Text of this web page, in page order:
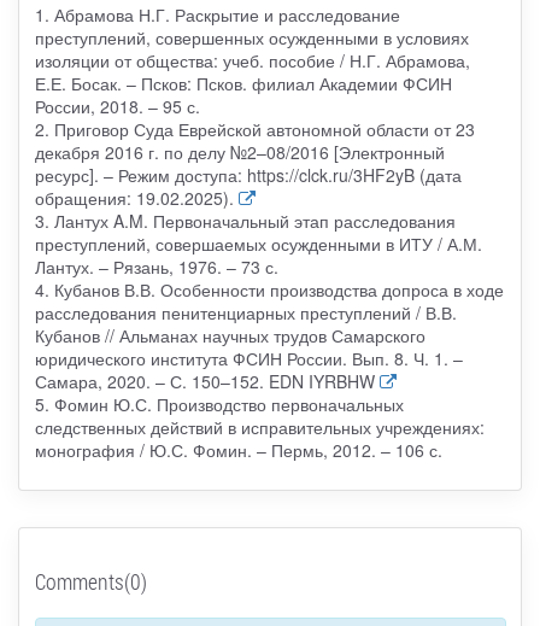
1. Абрамова Н.Г. Раскрытие и расследование
преступлений, совершенных осужденными в условиях
изоляции от общества: учеб. пособие / Н.Г. Абрамова,
Е.Е. Босак. – Псков: Псков. филиал Академии ФСИН
России, 2018. – 95 с.
2. Приговор Суда Еврейской автономной области от 23
декабря 2016 г. по делу №2–08/2016 [Электронный
ресурс]. – Режим доступа: https://clck.ru/3HF2yB (дата
обращения: 19.02.2025).
3. Лантух A.M. Первоначальный этап расследования
преступлений, совершаемых осужденными в ИТУ / А.М.
Лантух. – Рязань, 1976. – 73 с.
4. Кубанов В.В. Особенности производства допроса в ходе
расследования пенитенциарных преступлений / В.В.
Кубанов // Альманах научных трудов Самарского
юридического института ФСИН России. Вып. 8. Ч. 1. –
Самара, 2020. – С. 150–152. EDN IYRBHW
5. Фомин Ю.С. Производство первоначальных
следственных действий в исправительных учреждениях:
монография / Ю.С. Фомин. – Пермь, 2012. – 106 с.
Comments(0)